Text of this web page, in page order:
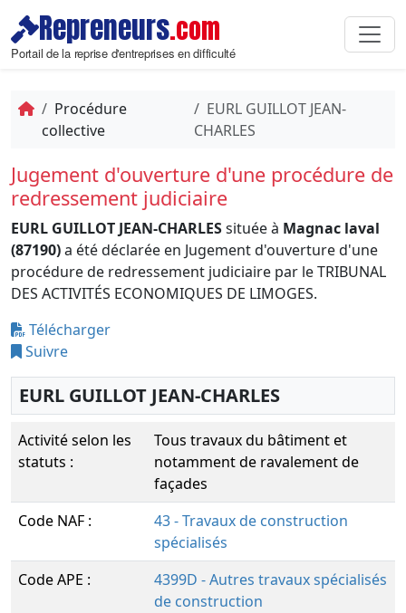
Repreneurs.com
Portail de la reprise d'entreprises en difficulté
Procédure
collective
EURL GUILLOT JEAN-
CHARLES
Jugement d'ouverture d'une procédure de
redressement judiciaire
EURL GUILLOT JEAN-CHARLESsituée à Magnac laval
(87190)a été déclarée en Jugement d'ouverture d'une
procédure de redressement judiciaire par le TRIBUNAL
DES ACTIVITÉS ECONOMIQUES DE LIMOGES.
Télécharger
Suivre
EURL GUILLOT JEAN-CHARLES
Activité selon les
statuts :
Tous travaux du bâtiment et
notamment de ravalement de
façades
Code NAF :
43 - Travaux de construction
spécialisés
Code APE :
4399D - Autres travaux spécialisés
de construction